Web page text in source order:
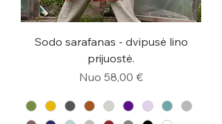
Sodo sarafanas - dvipusė lino
prijuostė.
Nuo 58,00 €
Pardavimo kaina